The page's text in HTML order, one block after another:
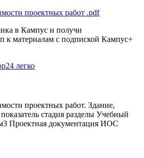
проектных работ .pdf
в Кампус и получи
к материалам с подпиской Кампус+
проектных работ. Здание,
стадия разделы Учебный
Проектная документация ИОС